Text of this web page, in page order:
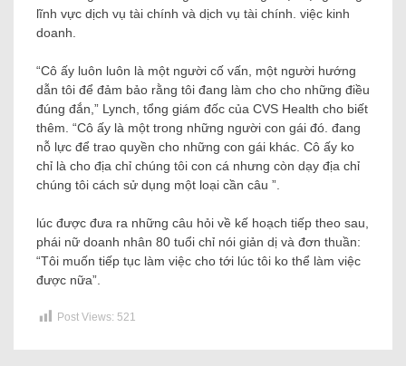
lĩnh vực dịch vụ tài chính và dịch vụ tài chính. việc kinh
doanh.
“Cô ấy luôn luôn là một người cố vấn, một người hướng
dẫn tôi để đảm bảo rằng tôi đang làm cho cho những điều
đúng đắn,” Lynch, tổng giám đốc của CVS Health cho biết
thêm. “Cô ấy là một trong những người con gái đó. đang
nỗ lực để trao quyền cho những con gái khác. Cô ấy ko
chỉ là cho địa chỉ chúng tôi con cá nhưng còn dạy địa chỉ
chúng tôi cách sử dụng một loại cần câu ”.
lúc được đưa ra những câu hỏi về kế hoạch tiếp theo sau,
phái nữ doanh nhân 80 tuổi chỉ nói giản dị và đơn thuần:
“Tôi muốn tiếp tục làm việc cho tới lúc tôi ko thể làm việc
được nữa”.
Post Views: 521